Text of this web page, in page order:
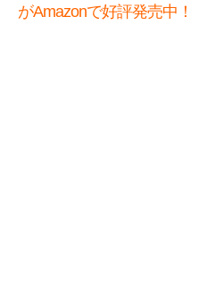
がAmazonで好評発売中！